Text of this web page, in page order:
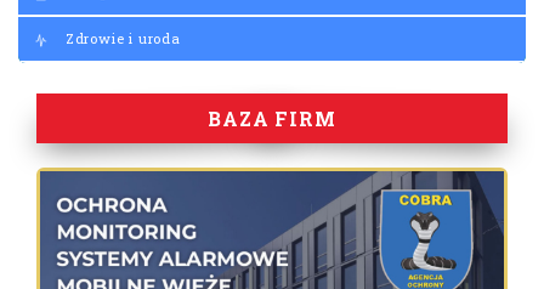
Zdrowie i uroda
BAZA FIRM
LI
DER
BRAN